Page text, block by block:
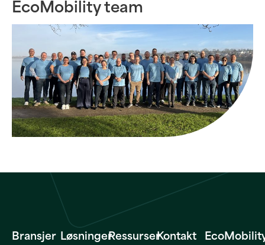
EcoMobility team
Bransjer LøsningerRessurserKontakt